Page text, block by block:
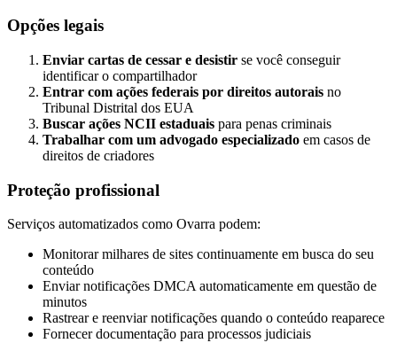
Opções legais
Enviar cartas de cessar e desistir se você conseguir
identificar o compartilhador
Entrar com ações federais por direitos autorais no
Tribunal Distrital dos EUA
Buscar ações NCII estaduais para penas criminais
Trabalhar com um advogado especializado em casos de
direitos de criadores
Proteção profissional
Serviços automatizados como Ovarra podem:
Monitorar milhares de sites continuamente em busca do seu
conteúdo
Enviar notificações DMCA automaticamente em questão de
minutos
Rastrear e reenviar notificações quando o conteúdo reaparece
Fornecer documentação para processos judiciais